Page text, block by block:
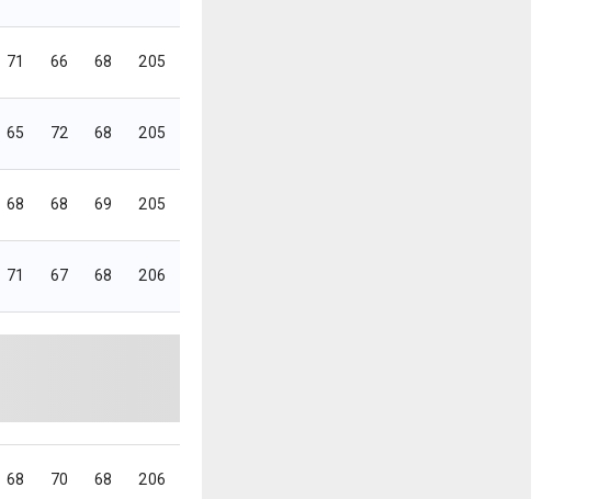
71 66 68 205
65 72 68 205
68 68 69 205
71 67 68 206
68 70 68 206